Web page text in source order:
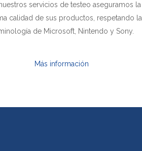
servicios de testeo aseguramos la
calidad de sus productos, respetando la
de Microsoft, Nintendo y Sony.
Más información